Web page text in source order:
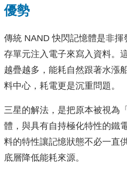
優勢
傳統 NAND 快閃記憶體是非
存單元注入電子來寫入資料。
越疊越多，能耗自然跟著水漲
料中心，耗電更是沉重問題。
三星的解法，是把原本被視為
體，與具有自持極化特性的鐵
料的特性讓記憶狀態不必一直
底層降低能耗來源。